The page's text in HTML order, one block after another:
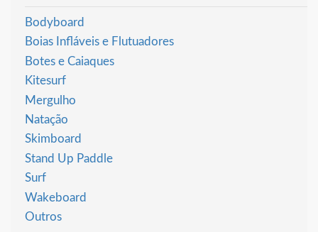
Bodyboard
Boias Infláveis e Flutuadores
Botes e Caiaques
Kitesurf
Mergulho
Natação
Skimboard
Stand Up Paddle
Surf
Wakeboard
Outros